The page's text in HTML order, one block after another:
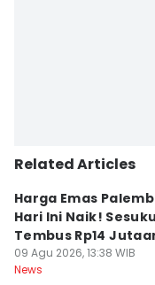
Related Articles
Harga Emas
Hari Ini Naik! Sesuku
Tembus Rp14
09 Agu 2026, 13:38 WIB
News